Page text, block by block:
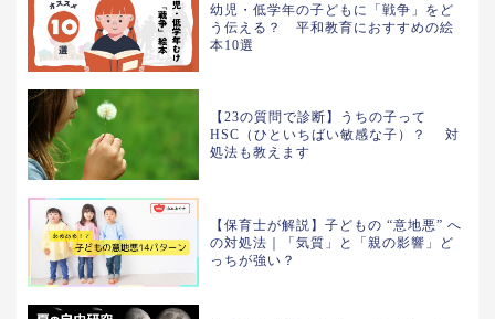
幼児・低学年の子どもに「戦争」をど
う伝える？ 平和教育におすすめの絵
本10選
【23の質問で診断】うちの子って
HSC（ひといちばい敏感な子）？ 対
処法も教えます
【保育士が解説】子どもの “意地悪” へ
の対処法｜「気質」と「親の影響」ど
っちが強い？